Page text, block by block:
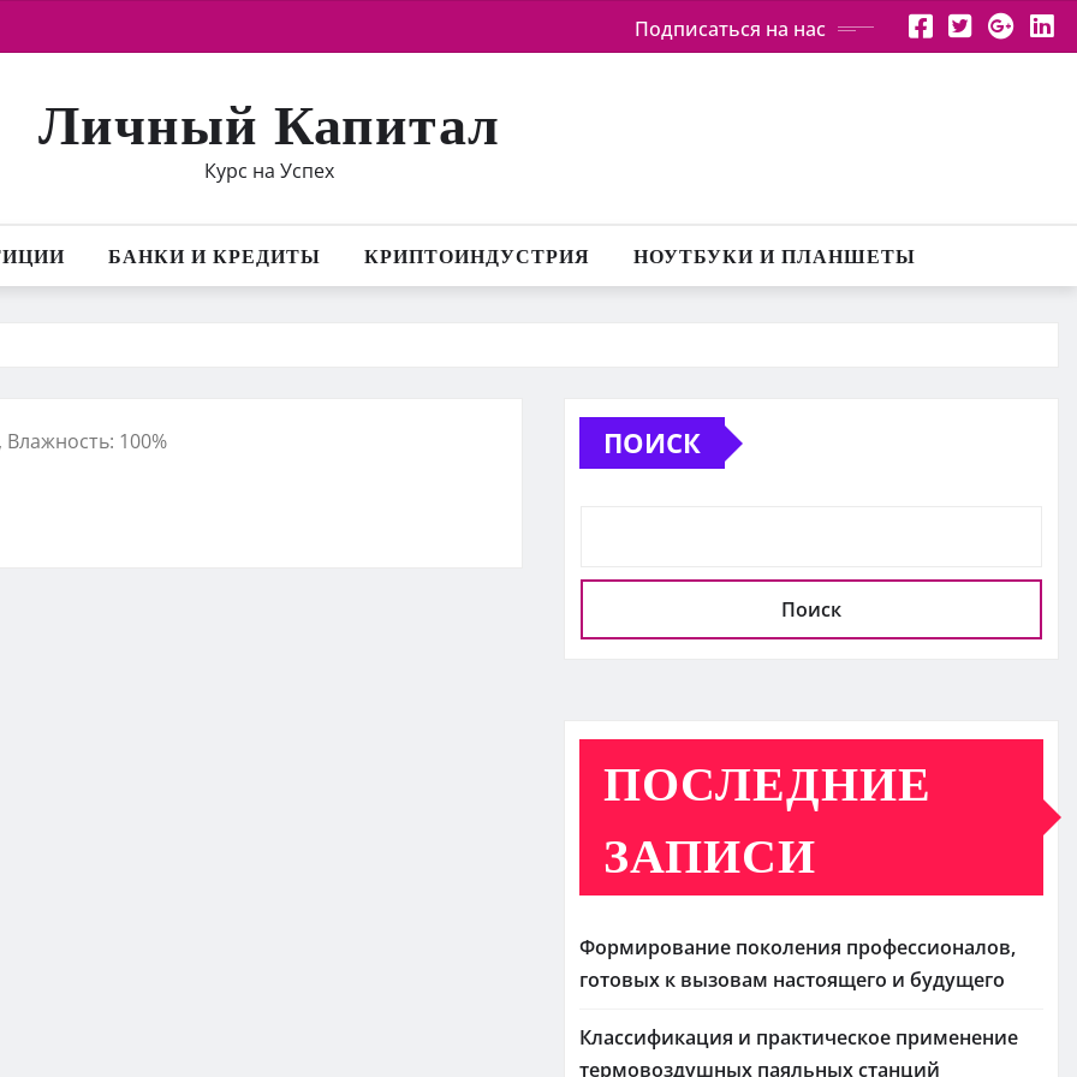
Подписаться на нас
Личный Капитал
Курс на Успех
БАНКИ И КРЕДИТЫ КРИПТОИНДУСТРИЯ НОУТБУКИ И ПЛАНШЕТЫ
100% ПОИСК
Поиск
ПОСЛЕДНИЕ
ЗАПИСИ
Формирование поколения профессионалов,
готовых к вызовам настоящего и будущего
Классификация и практическое применение
термовоздушных паяльных станций